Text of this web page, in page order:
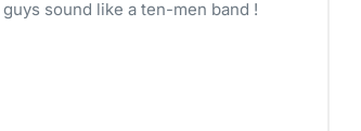
de folie ! Un duo